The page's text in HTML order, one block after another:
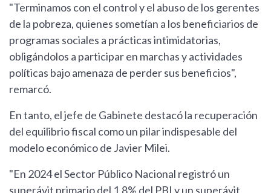
"Terminamos con el control y el abuso de los gerentes
de la pobreza, quienes sometían a los beneficiarios de
programas sociales a prácticas intimidatorias,
obligándolos a participar en marchas y actividades
políticas bajo amenaza de perder sus beneficios",
remarcó.
En tanto, el jefe de Gabinete destacó la recuperación
del equilibrio fiscal como un pilar indispesable del
modelo económico de Javier Milei.
"En 2024 el Sector Público Nacional registró un
superávit primario del 1,8% del PBI y un superávit